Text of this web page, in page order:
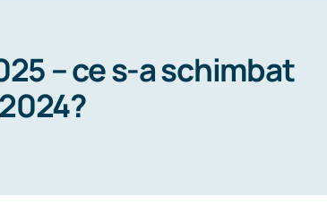
– ce s-a schimbat